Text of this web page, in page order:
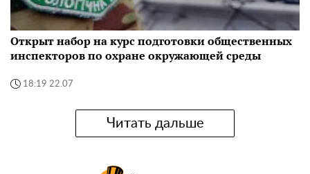
Открыт набор на курс подготовки общественных
инспекторов по охране окружающей среды
18:19 22.07
Читать дальше